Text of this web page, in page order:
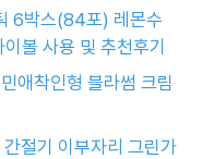
6박스(84포) 레몬수
볼 사용 및 추천후기
애착인형 블라썸 크림
절기 이부자리 그린가